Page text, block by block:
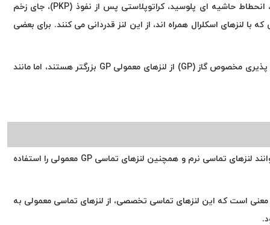
کاندیداهای ایده آل برای لنزهای تماسی اسکلرال، شامل هر بیمار با سطح قرنیه نامنظم است. این شامل بیماران مبتلا به کراتوکونوس (قوز قرنیه)، انحطاط حاشیه ای پلوسید، کراتوپلاستی پس از نفوذ (PKP)، جای زخم
لنزهای اسکلرال همراه اند، از این لنز قدردانی می کنند. برای بعضی
به خوبی ببینند، دنیایی كاملاً جدید را باز می كنند. این لنزهای تماسی با نفوذ پذیری مخصوص گاز (GP) از لنزهای معمولی GP بزرگتر هستند، اما مانند
شما برای تصحیح دید خود از لنزهای تماسی معمولی استفاده می کنید، آنها مستقیماً روی قرنیه شما قرار می گیرند. بسیاری از بیماران به راحتی می توانند لنزهای تماسی نرم و همچنین لنزهای تماسی GP معمولی را استفاده
است که این لنزهای تماسی تخصصی، از لنزهای تماسی معمولی به